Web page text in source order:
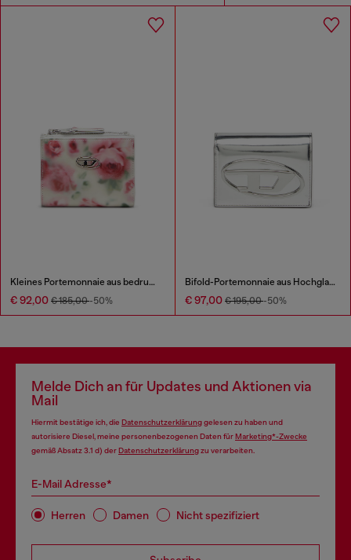
Kleines Portemonnaie aus bedrucktem glänzendem PU
€ 92,00 € 185,00-50%
Bifold-Portemonnaie aus Hochglanzleder
€ 97,00 € 195,00-50%
Melde Dich an für Updates und Aktionen via
Mail
Hiermit bestätige ich, die Datenschutzerklärunggelesen zu haben und
autorisiere Diesel, meine personenbezogenen Daten fürMarketing*-Zwecke
gemäß Absatz 3.1 d) derDatenschutzerklärungzu verarbeiten.
E-Mail Adresse*
Herren Damen Nicht spezifiziert